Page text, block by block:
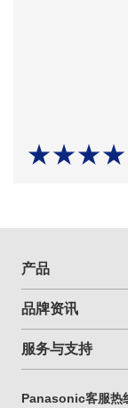
产品
品牌资讯
服务与支持
Panasonic客服热